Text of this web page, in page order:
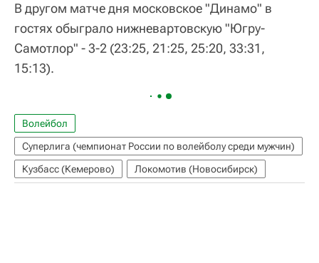
В другом матче дня московское "Динамо" в
гостях обыграло нижневартовскую "Югру-
Самотлор" - 3-2 (23:25, 21:25, 25:20, 33:31,
15:13).
Волейбол
Суперлига (чемпионат России по волейболу среди мужчин)
Кузбасс (Кемерово)
Локомотив (Новосибирск)